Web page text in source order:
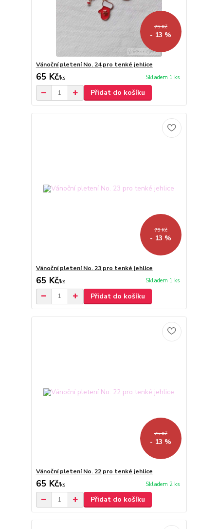
75 Kč
- 13 %
Vánoční pletení No. 24 pro tenké jehlice
65 Kč/ks Skladem 1 ks
Přidat do košíku
75 Kč
- 13 %
Vánoční pletení No. 23 pro tenké jehlice
65 Kč/ks Skladem 1 ks
Přidat do košíku
75 Kč
- 13 %
Vánoční pletení No. 22 pro tenké jehlice
65 Kč/ks Skladem 2 ks
Přidat do košíku